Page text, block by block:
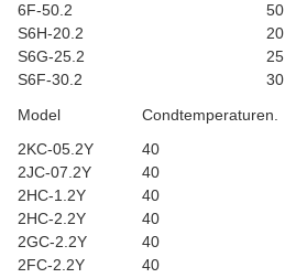
6F-50.2
50
S6H-20.2
20
S6G-25.2
25
S6F-30.2
30
Model
Condtemperaturen.
2KC-05.2Y
40
2JC-07.2Y
40
2HC-1.2Y
40
2HC-2.2Y
40
2GC-2.2Y
40
2FC-2.2Y
40